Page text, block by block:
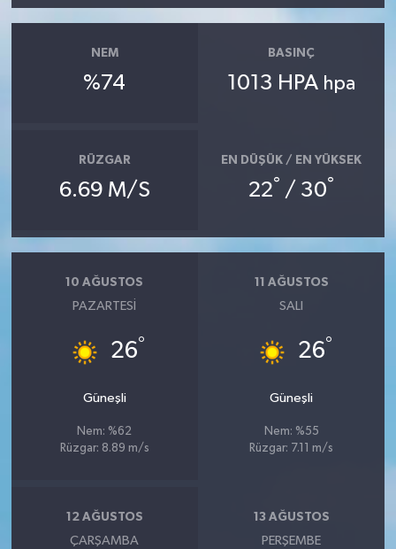
NEM
%74
BASINÇ
1013 HPA hpa
RÜZGAR
6.69 M/S
EN DÜŞÜK / EN YÜKSEK
22° / 30°
10 AĞUSTOS
PAZARTESI
26°
Güneşli
Nem: %62
Rüzgar: 8.89 m/s
11 AĞUSTOS
SALI
26°
Güneşli
Nem: %55
Rüzgar: 7.11 m/s
12 AĞUSTOS
ÇARŞAMBA
13 AĞUSTOS
PERŞEMBE